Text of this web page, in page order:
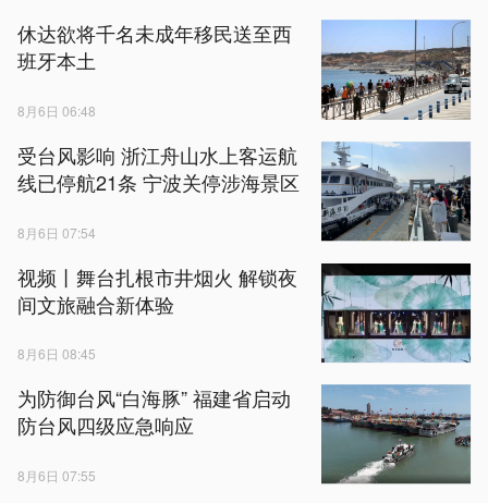
休达欲将千名未成年移民送至西
班牙本土
8月6日 06:48
受台风影响 浙江舟山水上客运航
线已停航21条 宁波关停涉海景区
8月6日 07:54
视频丨舞台扎根市井烟火 解锁夜
间文旅融合新体验
8月6日 08:45
为防御台风“白海豚” 福建省启动
防台风四级应急响应
8月6日 07:55